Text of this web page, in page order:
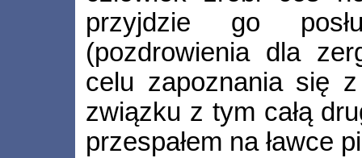
przyjdzie go
(pozdrowienia dla
celu zapoznania się
związku z tym całą
przespałem na ławce